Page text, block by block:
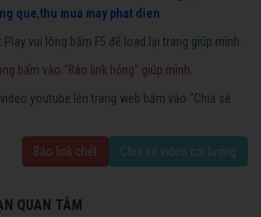
que,thu mua may phat dien
vui lòng bấm F5 để load lại trang giúp mình.
bấm vào "Báo link hỏng" giúp mình.
youtube lên trang web bấm vào "Chia sẻ
Báo link chết Chia sẻ video cải lương
QUAN TÂM